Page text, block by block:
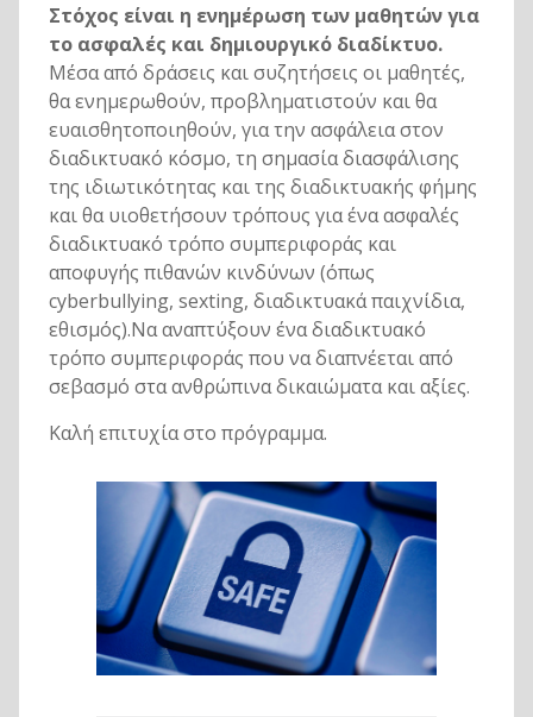
Στόχος είναι η ενημέρωση των μαθητών για
το ασφαλές και δημιουργικό διαδίκτυο.
Μέσα από δράσεις και συζητήσεις οι μαθητές,
θα ενημερωθούν, προβληματιστούν και θα
ευαισθητοποιηθούν, για την ασφάλεια στον
διαδικτυακό κόσμο, τη σημασία διασφάλισης
της ιδιωτικότητας και της διαδικτυακής φήμης
και θα υιοθετήσουν τρόπους για ένα ασφαλές
διαδικτυακό τρόπο συμπεριφοράς και
αποφυγής πιθανών κινδύνων (όπως
cyberbullying, sexting, διαδικτυακά παιχνίδια,
εθισμός).Να αναπτύξουν ένα διαδικτυακό
τρόπο συμπεριφοράς που να διαπνέεται από
σεβασμό στα ανθρώπινα δικαιώματα και αξίες.
Καλή επιτυχία στο πρόγραμμα.